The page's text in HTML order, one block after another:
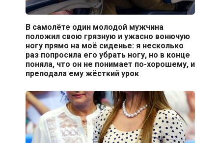
В самолёте один молодой мужчина
положил свою грязную и ужасно вонючую
ногу прямо на моё сиденье: я несколько
раз попросила его убрать ногу, но в конце
поняла, что он не понимает по-хорошему, и
преподала ему жёсткий урок